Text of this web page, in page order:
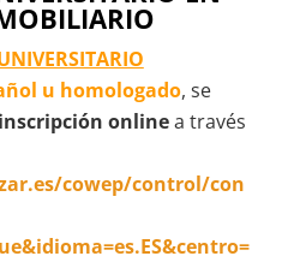
u homologado, se
onlinea través
cowep/control/con